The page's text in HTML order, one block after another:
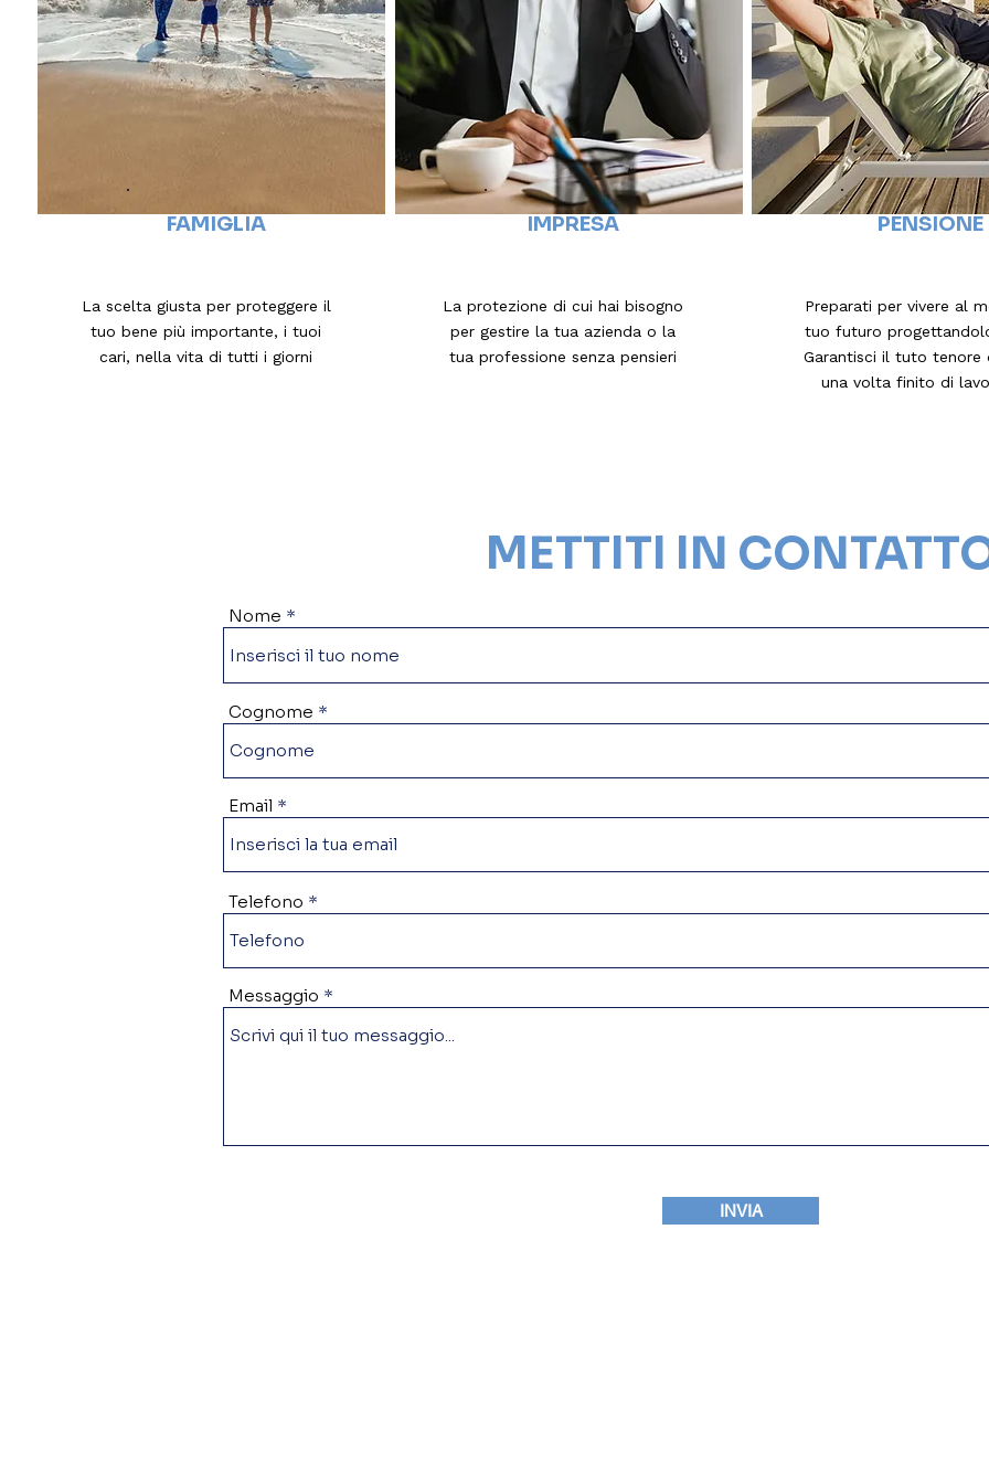
FAMIGLIA
La scelta giusta per proteggere il
tuo bene più importante, i tuoi
cari, nella vita di tutti i giorni
IMPRESA
La protezione di cui hai bisogno
per gestire la tua azienda o la
tua professione senza pensieri
PENSIONE
Preparati per vivere al
tuo futuro
Garantisci il tuto tenore
una volta finito di
METTITI IN
Nome
Cognome
Email
Telefono
Messaggio
INVIA